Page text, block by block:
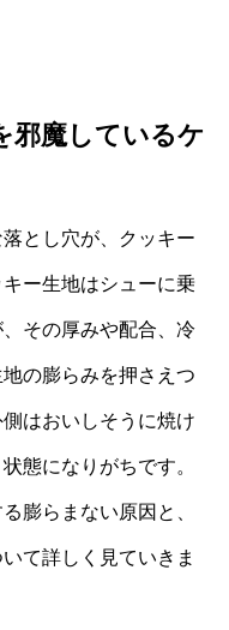
邪魔しているケ
とし穴が、クッキー
ー生地はシューに乗
その厚みや配合、冷
の膨らみを押さえつ
はおいしそうに焼け
態になりがちです。
膨らまない原因と、
て詳しく見ていきま